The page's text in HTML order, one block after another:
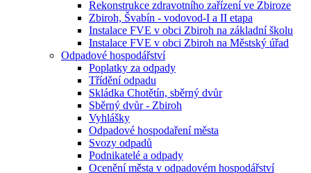
Rekonstrukce zdravotního zařízení ve Zbiroze
Zbiroh, Švabín - vodovod-I a II etapa
Instalace FVE v obci Zbiroh na základní školu
Instalace FVE v obci Zbiroh na Městský úřad
Odpadové hospodářství
Poplatky za odpady
Třídění odpadu
Skládka Chotětín, sběrný dvůr
Sběrný dvůr - Zbiroh
Vyhlášky
Odpadové hospodaření města
Svozy odpadů
Podnikatelé a odpady
Ocenění města v odpadovém hospodářství